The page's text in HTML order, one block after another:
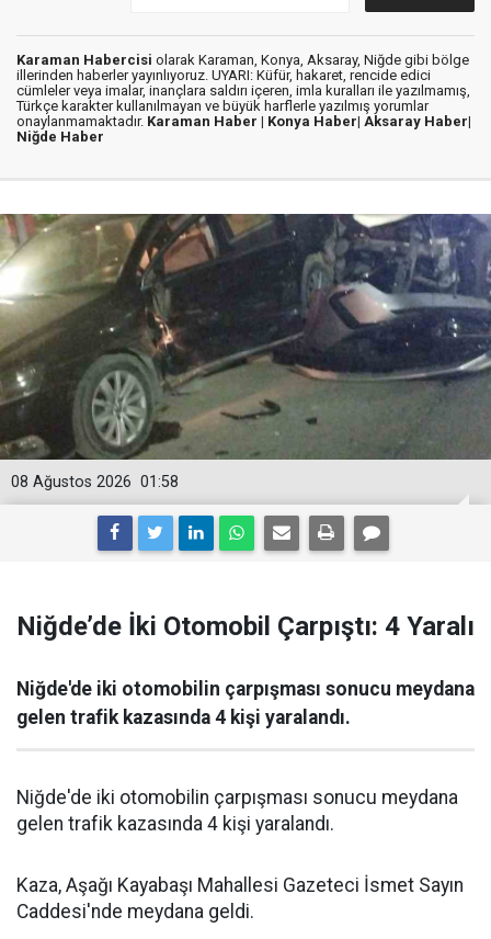
Karaman Habercisi olarak Karaman, Konya, Aksaray, Niğde gibi bölge
illerinden haberler yayınlıyoruz. UYARI: Küfür, hakaret, rencide edici
cümleler veya imalar, inançlara saldırı içeren, imla kuralları ile yazılmamış,
Türkçe karakter kullanılmayan ve büyük harflerle yazılmış yorumlar
onaylanmamaktadır. Karaman Haber | Konya Haber| Aksaray Haber|
Niğde Haber
01:58
08 Ağustos 2026
Niğde’de İki Otomobil Çarpıştı: 4 Yaralı
Niğde'de iki otomobilin çarpışması sonucu meydana
gelen trafik kazasında 4 kişi yaralandı.
Niğde'de iki otomobilin çarpışması sonucu meydana
gelen trafik kazasında 4 kişi yaralandı.
Kaza, Aşağı Kayabaşı Mahallesi Gazeteci İsmet Sayın
Caddesi'nde meydana geldi.